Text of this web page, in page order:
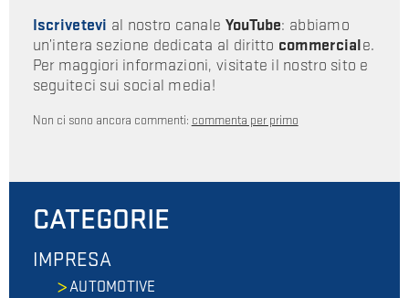
Iscrivetevi al nostro canale YouTube: abbiamo
un’intera sezione dedicata al diritto commerciale.
Per maggiori informazioni, visitate il nostro sito e
seguiteci sui social media!
Non ci sono ancora commenti: commenta per primo
CATEGORIE
IMPRESA
AUTOMOTIVE